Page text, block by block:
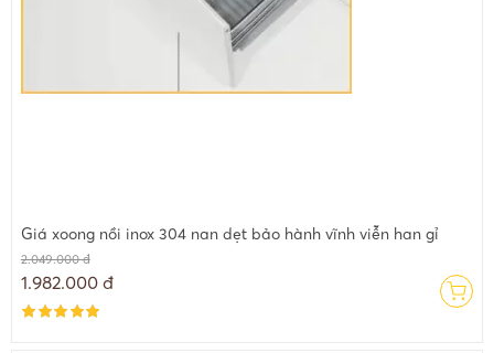
Giá xoong nồi inox 304 nan dẹt bảo hành vĩnh viễn han gỉ
2.049.000 đ
1.982.000 đ